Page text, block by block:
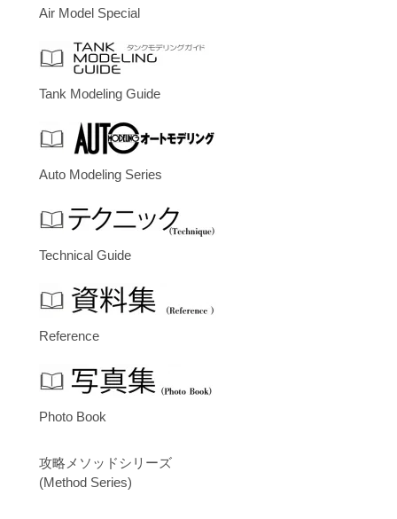
Air Model Special
Tank Modeling Guide
Auto Modeling Series
Technical Guide
Reference
Photo Book
攻略メソッドシリーズ
(Method Series)